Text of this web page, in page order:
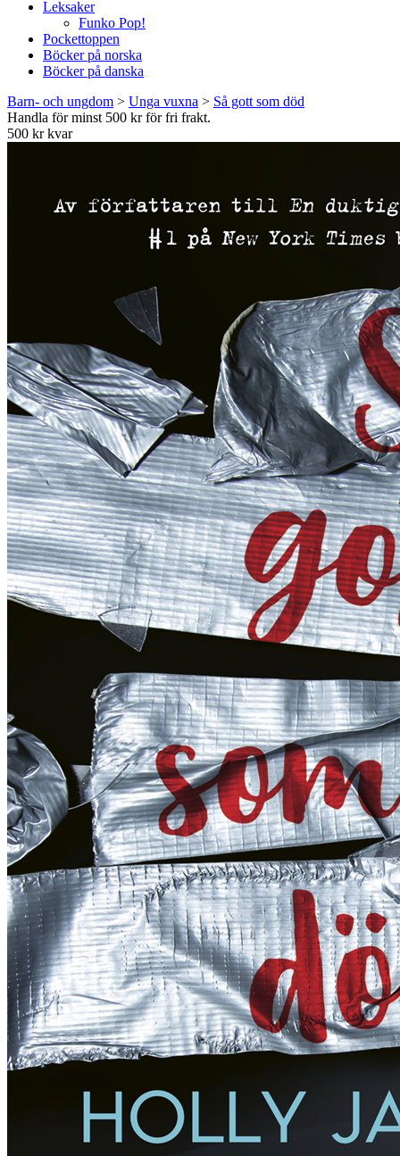
Leksaker
Funko Pop!
Pockettoppen
Böcker på norska
Böcker på danska
Barn- och ungdom > Unga vuxna > Så gott som död
Handla för minst 500 kr för fri frakt.
500 kr kvar